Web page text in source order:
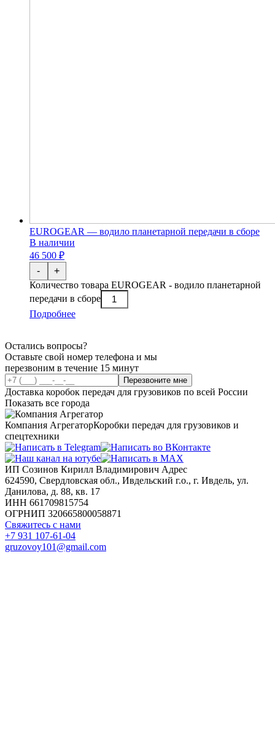
EUROGEAR — водило планетарной передачи в сборе
В наличии
46 500 ₽
-
Количество товара EUROGEAR - водило планетарной
передачи в сборе
+
Подробнее
Остались вопросы?
Оставьте свой номер телефона и мы
перезвоним в течение 15 минут
Перезвоните мне
Доставка коробок передач для грузовиков по всей России
Показать все города
Компания АгрегаторКоробки передач для грузовиков и
спецтехники
ИП Созинов Кирилл Владимирович Адрес
624590, Свердловская обл., Ивдельский г.о., г. Ивдель, ул.
Данилова, д. 88, кв. 17
ИНН 661709815754
ОГРНИП 320665800058871
Свяжитесь с нами
+7 931 107-61-04
gruzovoy101@gmail.com